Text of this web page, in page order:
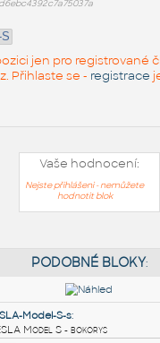
jen pro registrované
Přihlaste se - registrace
Vaše hodnocení:
Nejste přihlášeni - nemůžete
hodnotit blok